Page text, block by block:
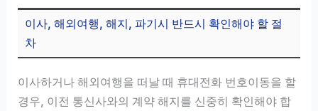
이사, 해외여행, 해지, 파기시 반드시 확인해야 할 절
차
이사하거나 해외여행을 떠날 때 휴대전화 번호이동을 할
경우, 이전 통신사와의 계약 해지를 신중히 확인해야 합